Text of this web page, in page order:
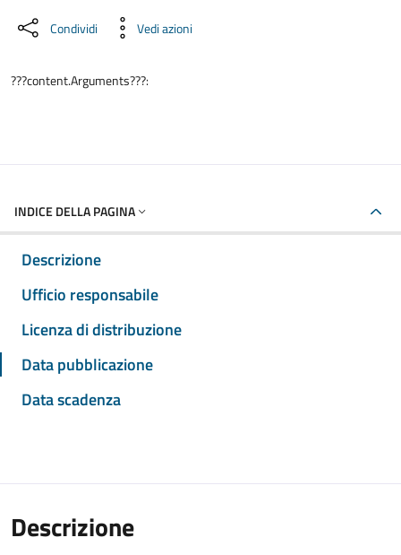
Condividi Vedi azioni
???content.Arguments???:
INDICE DELLA PAGINA
Descrizione
Ufficio responsabile
Licenza di distribuzione
Data pubblicazione
Data scadenza
Descrizione